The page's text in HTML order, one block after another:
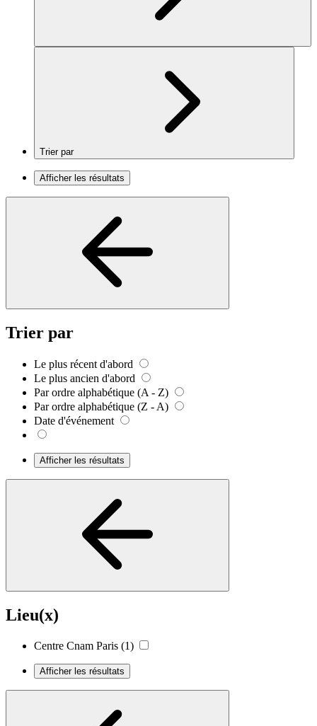
Trier par
Afficher les résultats
Trier par
Le plus récent d'abord
Le plus ancien d'abord
Par ordre alphabétique (A - Z)
Par ordre alphabétique (Z - A)
Date d'événement
Afficher les résultats
Lieu(x)
Centre Cnam Paris (1)
Afficher les résultats